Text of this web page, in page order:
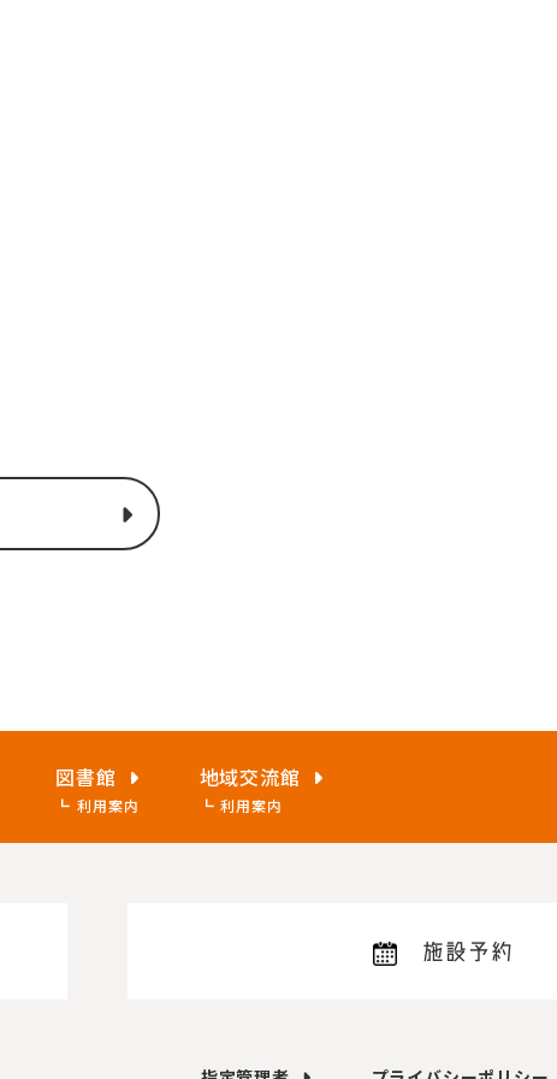
図書館
利用案内
地域交流館
利用案内
施設予約